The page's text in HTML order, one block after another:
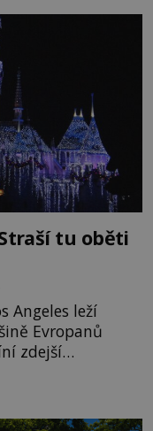
Tímto
tu oběti
Angeles leží
Evropanů
zdejší